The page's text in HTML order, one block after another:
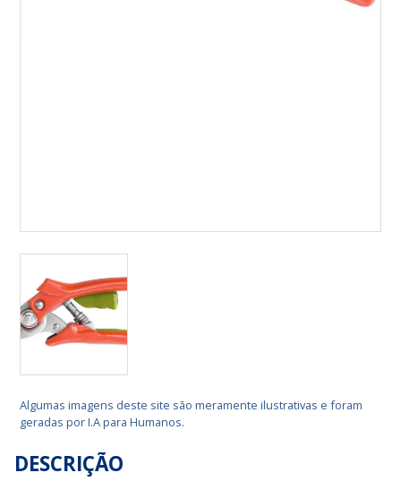
Algumas imagens deste site são meramente ilustrativas e foram
geradas por I.A para Humanos.
DESCRIÇÃO